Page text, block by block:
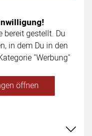
bereit gestellt. Du
in dem Du in den
"Werbung"
öffnen